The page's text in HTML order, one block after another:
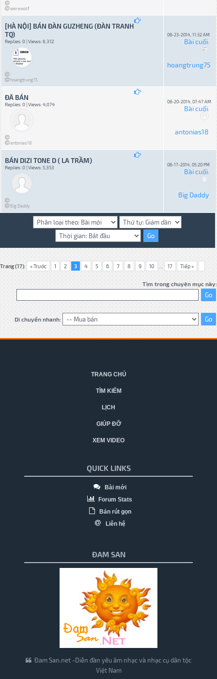
werewolf
[HÀ NỘI] BÁN ĐÀN GUZHENG (ĐÀN TRANH
TQ)
Replies: 0 | Views: 6,312
hoangtrung75
08-23-2014, 11:32 AM
Bài cuối:
hoangtrung75
ĐÃ BÁN
Replies: 0 | Views: 4,074
antonias18
08-20-2014, 07:47 AM
Bài cuối:
antonias18
BÁN DIZI TONE D ( LA TRẦM)
Replies: 0 | Views: 5,353
Big Daddy
08-17-2014, 05:20 PM
Bài cuối:
Big Daddy
Trang (17): « Trước 1 2 3 4 5 6 7 8 9 10 ... 17 Tiếp »
Tìm trong chuyên mục này:
Di chuyển nhanh:
TRANG CHỦ
TÌM KIẾM
LỊCH
GIÚP ĐỠ
XEM VIDEO
QUICK LINKS
Bài mới
Forum Stats
Bản rút gọn
Liên hệ
ĐAM SAN
Đam San.net -Diễn đàn yêu âm nhạc và nhạc cụ dân tộc
Việt Nam